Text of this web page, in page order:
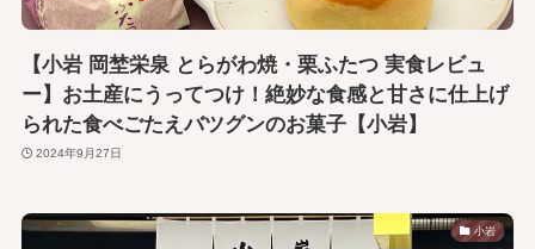
【小岩 岡埜栄泉 とらがわ焼・栗ふたつ 実食レビュ
ー】お土産にうってつけ！絶妙な食感と甘さに仕上げ
られた食べごたえバツグンのお菓子【小岩】
2024年9月27日
小岩